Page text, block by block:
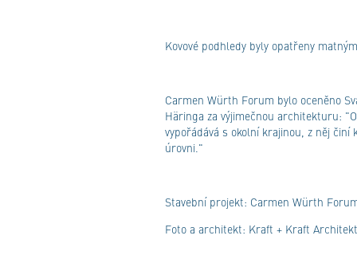
Kovové podhledy byly opatřeny
Carmen Würth Forum bylo oceněno
Häringa za výjimečnou architekturu:
vypořádává s okolní krajinou, z něj
úrovni."
Stavební projekt: Carmen Würth
Foto a architekt: Kraft + Kraft